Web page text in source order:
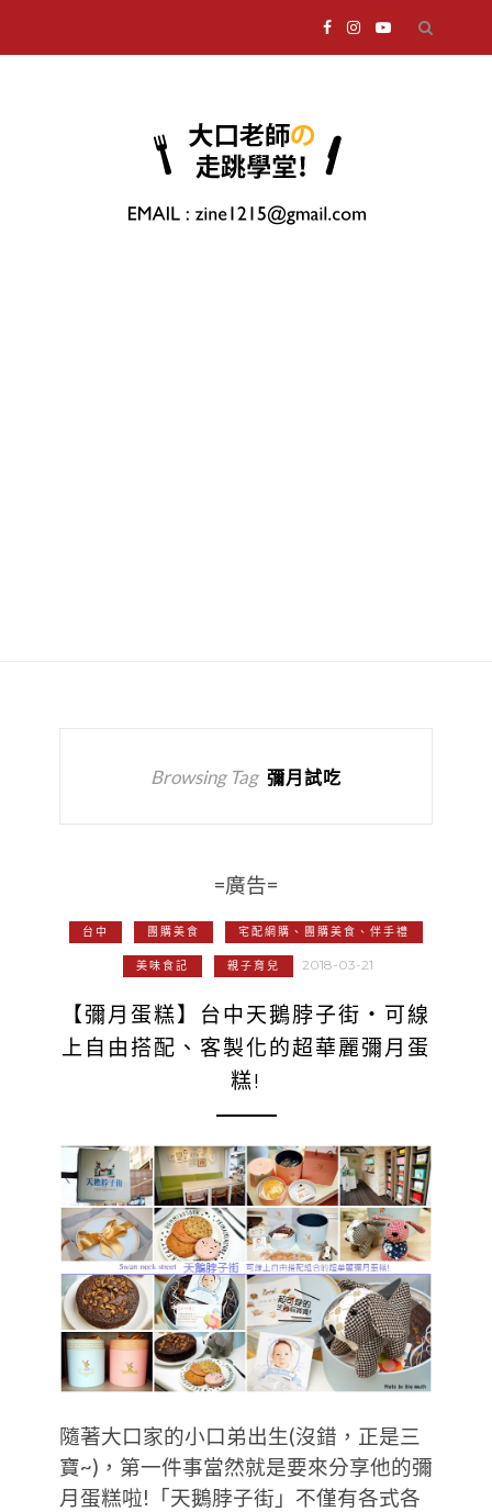
Browsing Tag 彌月試吃
=廣告=
台中 團購美食 宅配網購、團購美食、伴手禮
美味食記 親子育兒 2018-03-21
【彌月蛋糕】台中天鵝脖子街‧可線
上自由搭配、客製化的超華麗彌月蛋
糕!
隨著大口家的小口弟出生(沒錯，正是三
寶~)，第一件事當然就是要來分享他的彌
月蛋糕啦!「天鵝脖子街」不僅有各式各